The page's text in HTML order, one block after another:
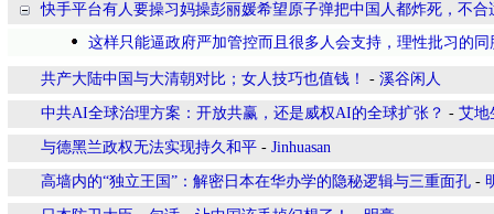
快手平台有人要操习妈操彭丽媛希望原子弹把中国人都炸死，不合
这样只能逼政府严加管控而且很多人会支持，理性批习的同
共产大陆中国与大清朝对比；女人技巧也值钱！ - 溪谷闲人
​中共AI全球治理方案：开放共赢，还是威权AI的全球扩张？ - 艾地
与德黑兰政权无法实现持久和平 - Jinhuasan
高墙内的“独立王国”：解密日本在华办学的隐秘逻辑与三重面孔 -